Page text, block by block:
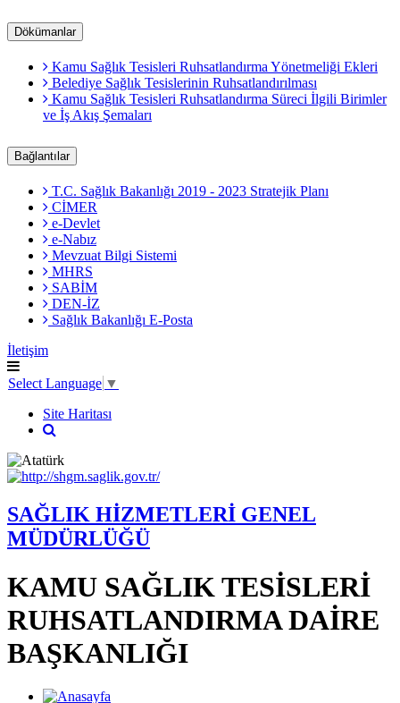
Dökümanlar
Kamu Sağlık Tesisleri Ruhsatlandırma Yönetmeliği Ekleri
Belediye Sağlık Tesislerinin Ruhsatlandırılması
Kamu Sağlık Tesisleri Ruhsatlandırma Süreci İlgili Birimler
ve İş Akış Şemaları
Bağlantılar
T.C. Sağlık Bakanlığı 2019 - 2023 Stratejik Planı
CİMER
e-Devlet
e-Nabız
Mevzuat Bilgi Sistemi
MHRS
SABİM
DEN-İZ
Sağlık Bakanlığı E-Posta
İletişim
Select Language ▼
Site Haritası
SAĞLIK HİZMETLERİ GENEL
MÜDÜRLÜĞÜ
KAMU SAĞLIK TESİSLERİ
RUHSATLANDIRMA DAİRE
BAŞKANLIĞI